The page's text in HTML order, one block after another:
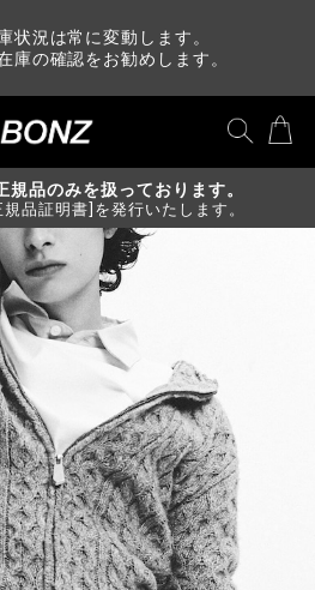
状況は常に変動します。
庫の確認をお勧めします。
品のみを扱っております。
品証明書]を発行いたします。